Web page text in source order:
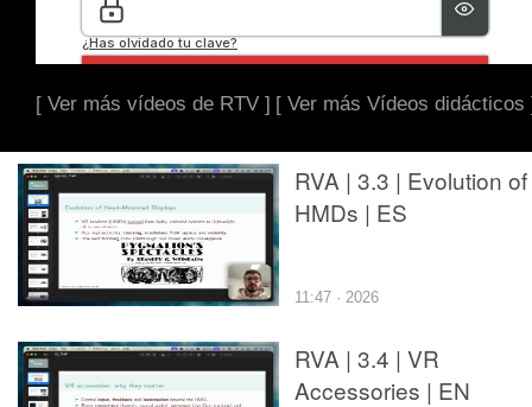
[ Ver más vídeos de RTV ] [ Ver más Vídeos didácticos
RVA | 3.3 | Evolution of
HMDs | ES
11:47 · 2026
RVA | 3.4 | VR
Accessories | EN